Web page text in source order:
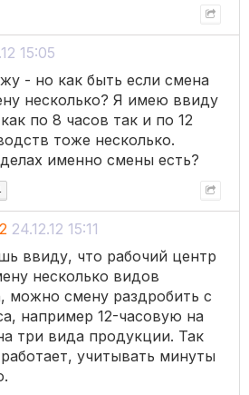
15:05
- но как быть если смена
несколько? Я имею ввиду
по 8 часов так и по 12
тоже несколько.
именно смены есть?
24.12.12 15:11
ввиду, что рабочий центр
несколько видов
можно смену раздробить с
например 12-часовую на
три вида продукции. Так
учитывать минуты